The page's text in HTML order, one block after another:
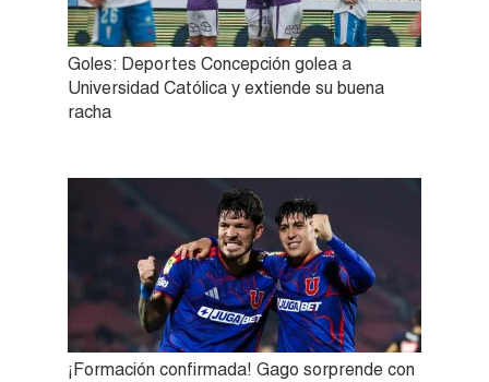
Goles: Deportes Concepción golea a
Universidad Católica y extiende su buena
racha
¡Formación confirmada! Gago sorprende con